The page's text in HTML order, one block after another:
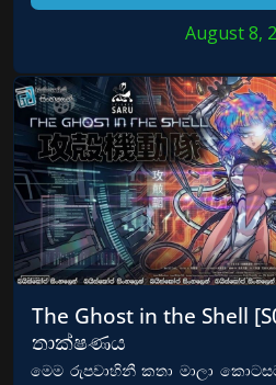
August 8,
The Ghost in the Shell
තාක්ෂණය
මෙම රුපවාහිනී කතා මාලා